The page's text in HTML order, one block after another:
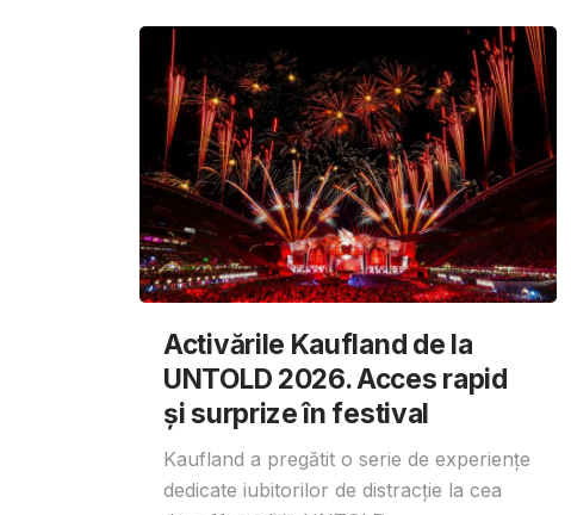
Activările Kaufland de la
UNTOLD 2026. Acces rapid
și surprize în festival
Kaufland a pregătit o serie de experiențe
dedicate iubitorilor de distracție la cea